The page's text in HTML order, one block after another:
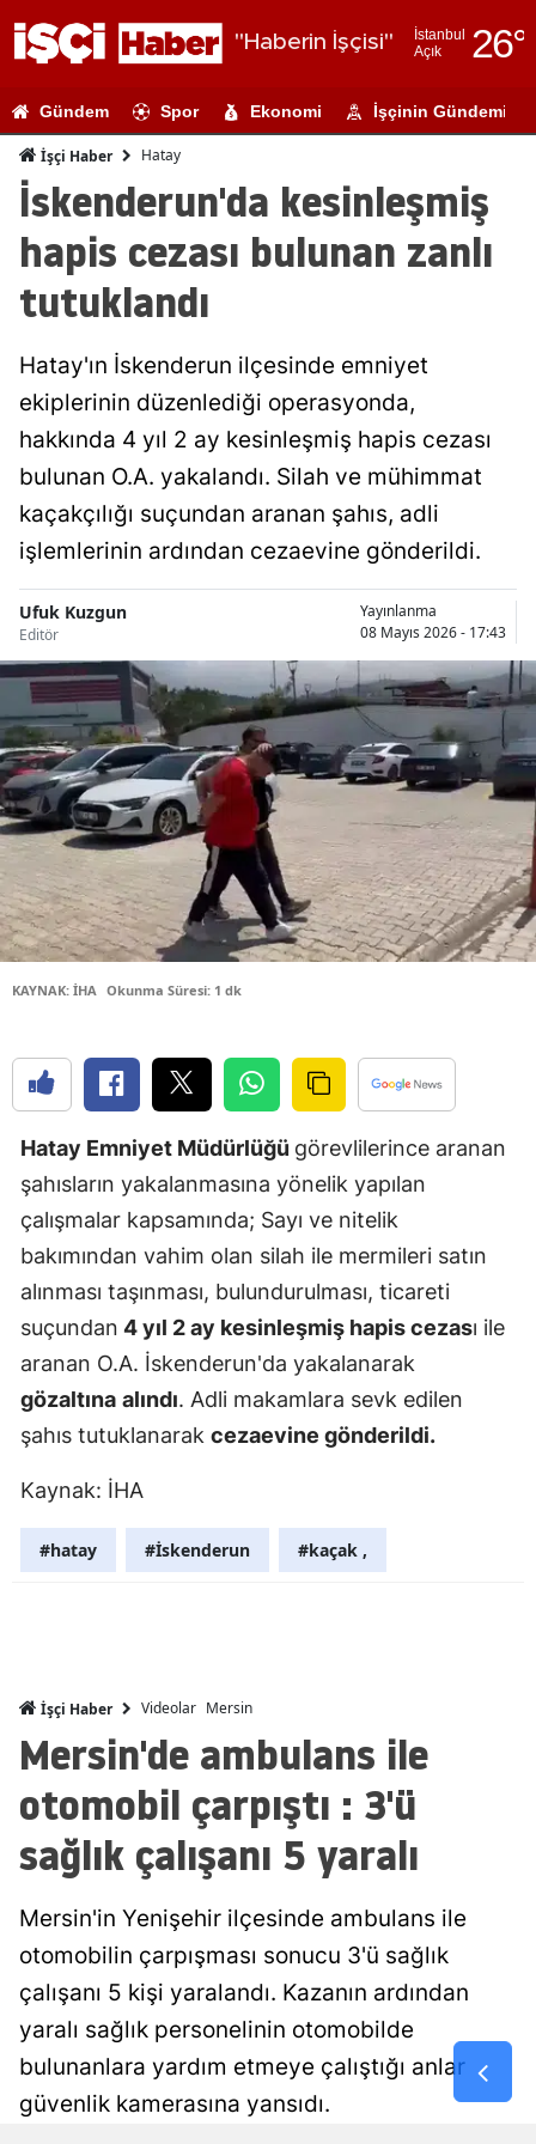
"Haberin İşçisi"
İstanbul
Açık
26°
Adıyaman
Ağrı
Amasya
Aydın
Bilecik
Bitlis
Bolu
Burdur
Çanakkale
Çankırı
Çorum
Diyarbakır
Edirne
Elazığ
Erzurum
Eskişehir
Giresun
Kırklareli
Kırşehir
Konya
Gündem Spor Ekonomi İşçinin Gündemi
İşçi Haber Hatay
İskenderun'da kesinleşmiş
hapis cezası bulunan zanlı
tutuklandı
Hatay'ın İskenderun ilçesinde emniyet
ekiplerinin düzenlediği operasyonda,
hakkında 4 yıl 2 ay kesinleşmiş hapis cezası
bulunan O.A. yakalandı. Silah ve mühimmat
kaçakçılığı suçundan aranan şahıs, adli
işlemlerinin ardından cezaevine gönderildi.
Ufuk Kuzgun
Editör
Yayınlanma
08 Mayıs 2026 - 17:43
KAYNAK: İHA Okunma Süresi: 1 dk
Hatay Emniyet Müdürlüğü görevlilerince aranan
şahısların yakalanmasına yönelik yapılan
çalışmalar kapsamında; Sayı ve nitelik
bakımından vahim olan silah ile mermileri satın
alınması taşınması, bulundurulması, ticareti
suçundan 4 yıl 2 ay kesinleşmiş hapis cezası ile
aranan O.A. İskenderun'da yakalanarak
gözaltına alındı. Adli makamlara sevk edilen
şahıs tutuklanarak cezaevine gönderildi.
Kaynak: İHA
#hatay #İskenderun #kaçak ,
İşçi Haber Videolar Mersin
Mersin'de ambulans ile
otomobil çarpıştı : 3'ü
sağlık çalışanı 5 yaralı
Mersin'in Yenişehir ilçesinde ambulans ile
otomobilin çarpışması sonucu 3'ü sağlık
çalışanı 5 kişi yaralandı. Kazanın ardından
yaralı sağlık personelinin otomobilde
bulunanlara yardım etmeye çalıştığı anlar
güvenlik kamerasına yansıdı.